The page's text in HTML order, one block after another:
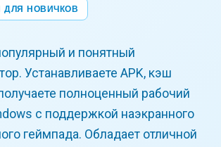
ДЛЯ НОВИЧКОВ
и понятный
Устанавливаете APK, кэш
полноценный рабочий
с поддержкой наэкранного
геймпада. Обладает отличной